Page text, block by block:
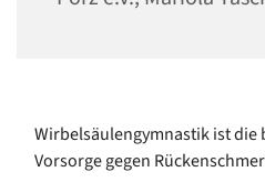
Wirbelsäulengymnastik ist die
Vorsorge gegen